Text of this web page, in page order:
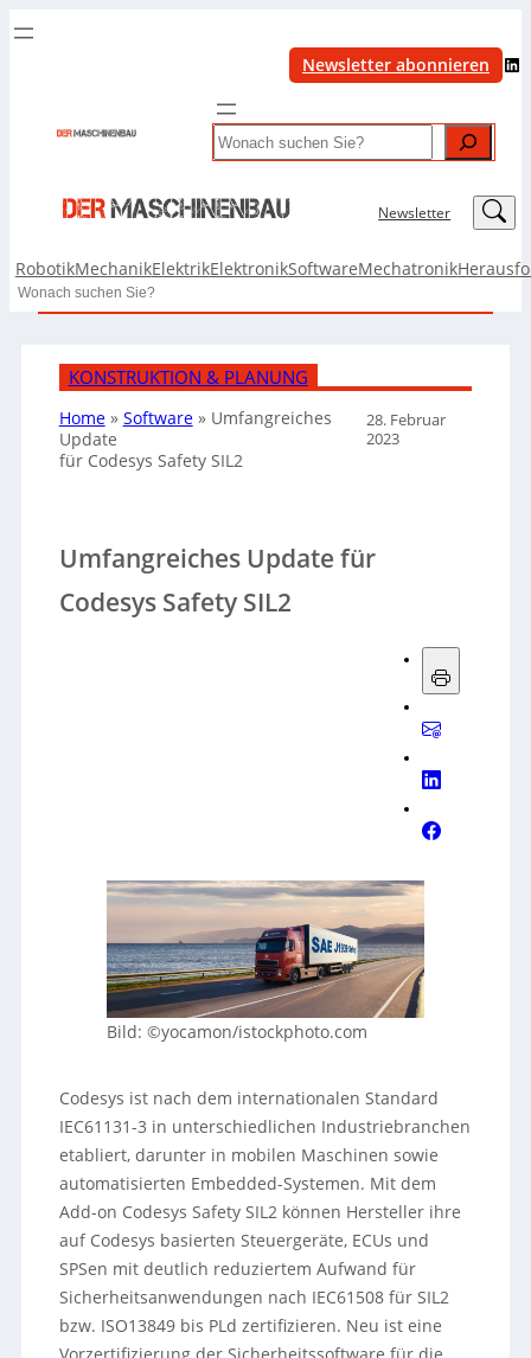
Newsletter abonnieren LinkedIn
Search
Newsletter LinkedIn
RobotikMechanikElektrikElektronikSoftwareMechatronik
Search
KONSTRUKTION & PLANUNG
Home» Software» Umfangreiches
Update
für Codesys Safety SIL2
28. Februar
2023
Umfangreiches Update für
Codesys Safety SIL2
Bild: ©yocamon/istockphoto.com
Codesys ist nach dem internationalen Standard
IEC61131-3 in unterschiedlichen Industriebranchen
etabliert, darunter in mobilen Maschinen sowie
automatisierten Embedded-Systemen. Mit dem
Add-on Codesys Safety SIL2 können Hersteller ihre
auf Codesys basierten Steuergeräte, ECUs und
SPSen mit deutlich reduziertem Aufwand für
Sicherheitsanwendungen nach IEC61508 für SIL2
bzw. ISO13849 bis PLd zertifizieren. Neu ist eine